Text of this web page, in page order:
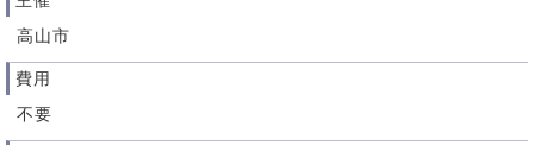
高山市
費用
不要